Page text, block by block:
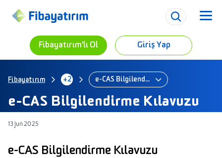
Fibayatırım'lı Ol Giriş Yap
Fibayatırım +2 e-CAS Bilgilendirme Kılavuzu
e-CAS Bilgilendirme Kılavuzu
13 Jun 2025
e-CAS Bilgilendirme Kılavuzu